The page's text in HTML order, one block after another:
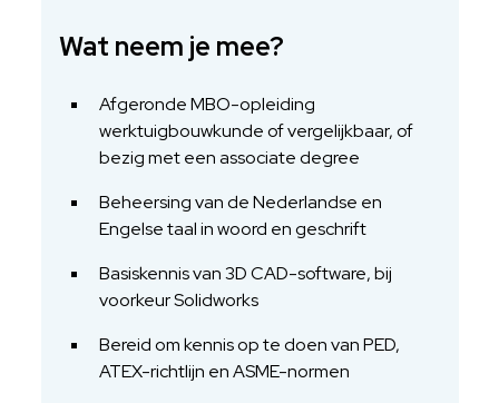
Wat neem je mee?
Afgeronde MBO-opleiding
werktuigbouwkunde of vergelijkbaar, of
bezig met een associate degree
Beheersing van de Nederlandse en
Engelse taal in woord en geschrift
Basiskennis van 3D CAD-software, bij
voorkeur Solidworks
Bereid om kennis op te doen van PED,
ATEX-richtlijn en ASME-normen